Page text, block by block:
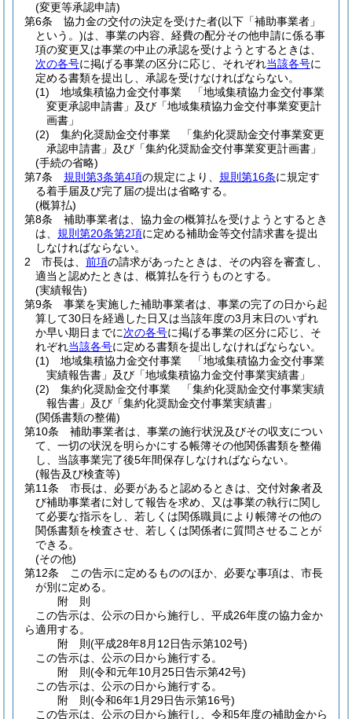
(変更等承認申請)
第6条
協力金の交付の決定を受けた者(以下「補助事業者」
という。)は、事業の内容、経費の配分その他申請に係る事
項の変更又は事業の中止の承認を受けようとするときは、
次の各号に掲げる事業の区分に応じ、それぞれ当該各号に
定める書類を提出し、承認を受けなければならない。
(1)
地域集積協力金交付事業 「地域集積協力金交付事業
変更承認申請書」及び「地域集積協力金交付事業変更計
画書」
(2)
集約化奨励金交付事業 「集約化奨励金交付事業変更
承認申請書」及び「集約化奨励金交付事業変更計画書」
(手続の省略)
第7条
規則第3条第4項の規定により、 規則第16条に規定す
る着手届及び完了届の提出は省略する。
(概算払)
第8条
補助事業者は、協力金の概算払を受けようとするとき
は、 規則第20条第2項に定める補助金等交付請求書を提出
しなければならない。
2
市長は、 前項の請求があったときは、その内容を審査し、
適当と認めたときは、概算払を行うものとする。
(実績報告)
第9条
事業を実施した補助事業者は、事業の完了の日から起
算して30日を経過した日又は当該年度の3月末日のいずれ
か早い期日までに次の各号に掲げる事業の区分に応じ、そ
れぞれ当該各号に定める書類を提出しなければならない。
(1)
地域集積協力金交付事業 「地域集積協力金交付事業
実績報告書」及び「地域集積協力金交付事業実績書」
(2)
集約化奨励金交付事業 「集約化奨励金交付事業実績
報告書」及び「集約化奨励金交付事業実績書」
(関係書類の整備)
第10条
補助事業者は、事業の施行状況及びその収支につい
て、一切の状況を明らかにする帳簿その他関係書類を整備
し、当該事業完了後5年間保存しなければならない。
(報告及び検査等)
第11条
市長は、必要があると認めるときは、交付対象者及
び補助事業者に対して報告を求め、又は事業の執行に関し
て必要な指示をし、若しくは関係職員により帳簿その他の
関係書類を検査させ、若しくは関係者に質問させることが
できる。
(その他)
第12条
この告示に定めるもののほか、必要な事項は、市長
が別に定める。
附 則
この告示は、公示の日から施行し、平成26年度の協力金か
ら適用する。
附 則(平成28年8月12日告示第102号)
この告示は、公示の日から施行する。
附 則(令和元年10月25日告示第42号)
この告示は、公示の日から施行する。
附 則(令和6年1月29日告示第16号)
この告示は、公示の日から施行し、令和5年度の補助金から